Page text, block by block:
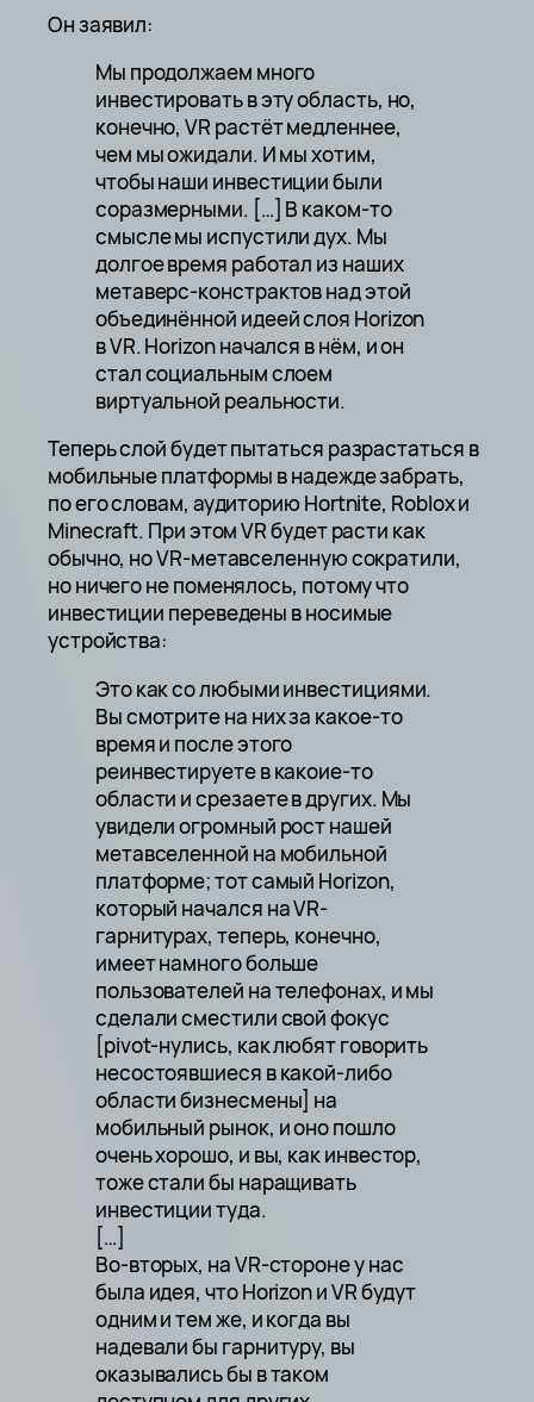
Он заявил:
Мы продолжаем много
инвестировать в эту область, но,
конечно, VR растёт медленнее,
чем мы ожидали. И мы хотим,
чтобы наши инвестиции были
соразмерными. […] В каком-то
смысле мы испустили дух. Мы
долгое время работал из наших
метаверс-констрактов над этой
объединённой идеей слоя Horizon
в VR. Horizon начался в нём, и он
стал социальным слоем
виртуальной реальности.
Теперь слой будет пытаться разрастаться в
мобильные платформы в надежде забрать,
по его словам, аудиторию Hortnite, Roblox и
Minecraft. При этом VR будет расти как
обычно, но VR-метавселенную сократили,
но ничего не поменялось, потому что
инвестиции переведены в носимые
устройства:
Это как со любыми инвестициями.
Вы смотрите на них за какое-то
время и после этого
реинвестируете в какоие-то
области и срезаете в других. Мы
увидели огромный рост нашей
метавселенной на мобильной
платформе; тот самый Horizon,
который начался на VR-
гарнитурах, теперь, конечно,
имеет намного больше
пользователей на телефонах, и мы
сделали сместили свой фокус
[pivot-нулись, как любят говорить
несостоявшиеся в какой-либо
области бизнесмены] на
мобильный рынок, и оно пошло
очень хорошо, и вы, как инвестор,
тоже стали бы наращивать
инвестиции туда.
[…]
Во-вторых, на VR-стороне у нас
была идея, что Horizon и VR будут
одним и тем же, и когда вы
надевали бы гарнитуру, вы
оказывались бы в таком